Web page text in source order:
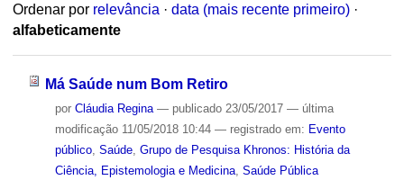
Ordenar por relevância · data (mais recente primeiro) ·
alfabeticamente
Má Saúde num Bom Retiro
por Cláudia Regina — publicado23/05/2017 — última
modificação11/05/2018 10:44 — registrado em: Evento
público, Saúde, Grupo de Pesquisa Khronos: História da
Ciência, Epistemologia e Medicina, Saúde Pública